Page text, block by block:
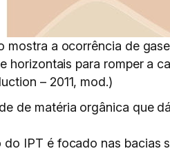
mostra a ocorrência de
horizontais para romper a
– 2011, mod.)
de matéria orgânica que
do IPT é focado nas bacias